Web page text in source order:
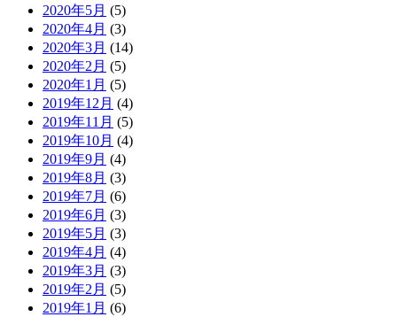
2020年5月 (5)
2020年4月 (3)
2020年3月 (14)
2020年2月 (5)
2020年1月 (5)
2019年12月 (4)
2019年11月 (5)
2019年10月 (4)
2019年9月 (4)
2019年8月 (3)
2019年7月 (6)
2019年6月 (3)
2019年5月 (3)
2019年4月 (4)
2019年3月 (3)
2019年2月 (5)
2019年1月 (6)